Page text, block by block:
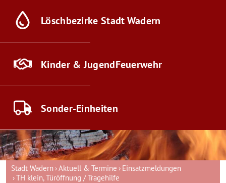
Löschbezirke Stadt Wadern
Kinder & JugendFeuerwehr
Sonder-Einheiten
Stadt Wadern Aktuell & Termine
Einsatzmeldungen
TH klein, Türöffnung / Tragehilfe